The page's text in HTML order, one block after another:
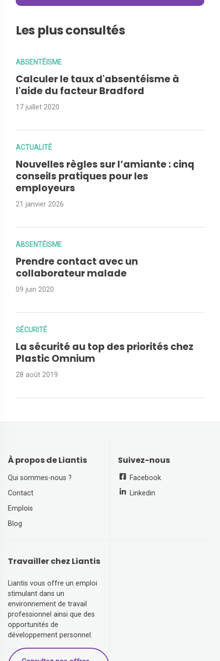
Les plus consultés
ABSENTÉISME
Calculer le taux d'absentéisme à
l'aide du facteur Bradford
17 juillet 2020
ACTUALITÉ
Nouvelles règles sur l’amiante : cinq
conseils pratiques pour les
employeurs
21 janvier 2026
ABSENTÉISME
Prendre contact avec un
collaborateur malade
09 juin 2020
SÉCURITÉ
La sécurité au top des priorités chez
Plastic Omnium
28 août 2019
À propos de Liantis
Qui sommes-nous ?
Contact
Emplois
Blog
Suivez-nous
Facebook
Linkedin
Travailler chez Liantis
Liantis vous offre un emploi
stimulant dans un
environnement de travail
professionnel ainsi que des
opportunités de
développement personnel.